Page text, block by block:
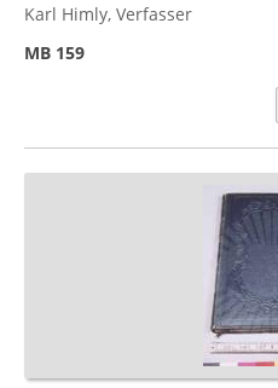
Karl Himly, Verfasser
MB 159